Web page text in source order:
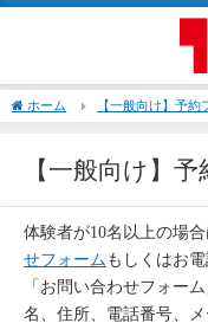
ホーム 【一般向け】予約
【一般向け】
体験者が10名以上の場
せフォーム もしくはお電
「お問い合わせフォー
名、住所、電話番号、